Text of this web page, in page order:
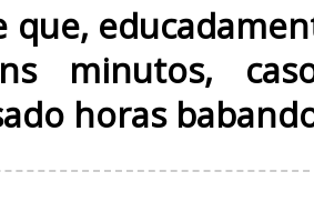
que,
minutos,
horas